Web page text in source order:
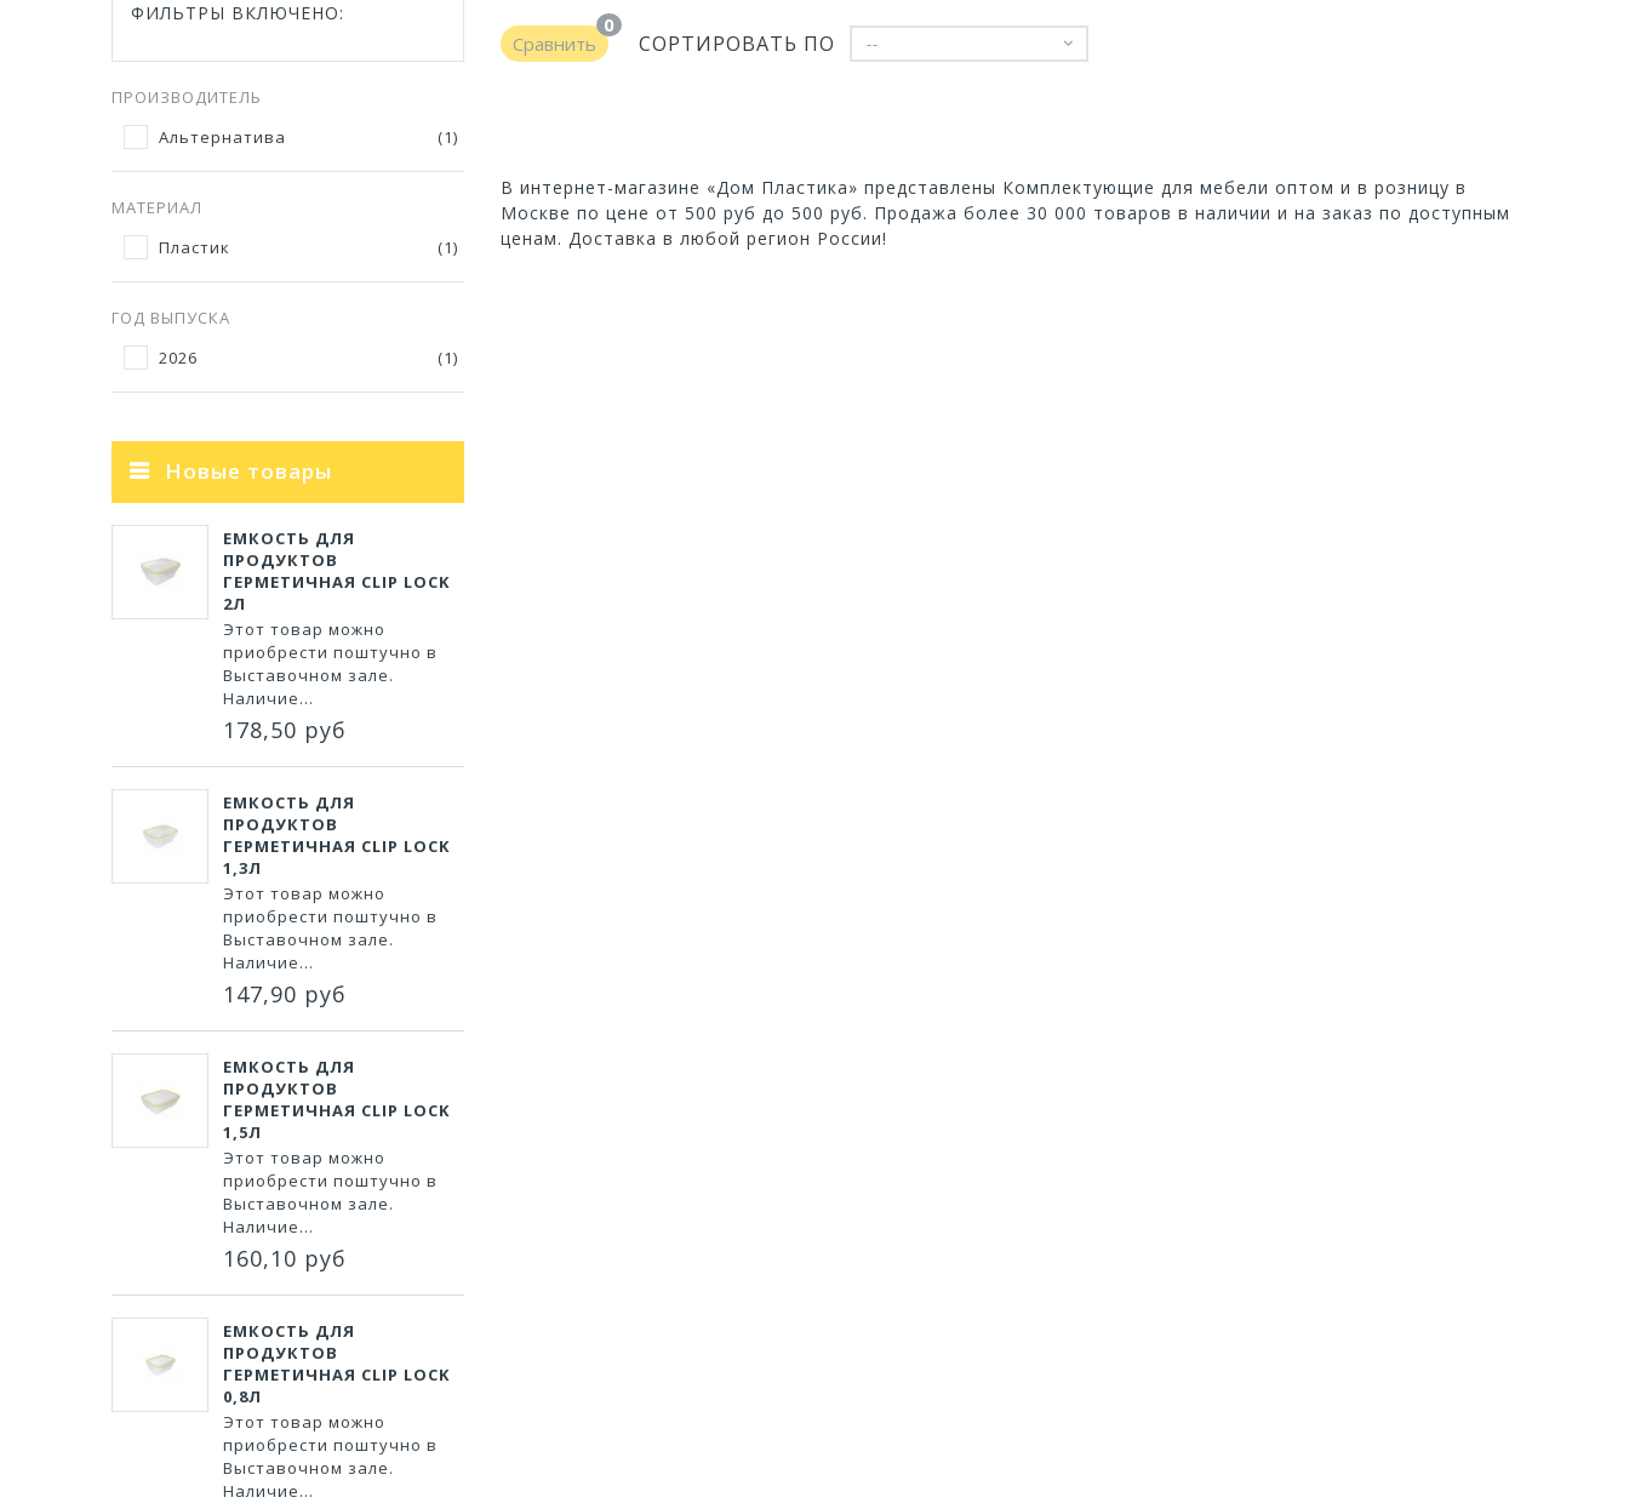
ФИЛЬТРЫ ВКЛЮЧЕНО:
ПРОИЗВОДИТЕЛЬ
Альтернатива
(1)
МАТЕРИАЛ
Пластик
(1)
ГОД ВЫПУСКА
2026
(1)
Новые товары
ЕМКОСТЬ ДЛЯ
ПРОДУКТОВ
ГЕРМЕТИЧНАЯ CLIP LOCK
2Л
Этот товар можно
приобрести поштучно в
Выставочном зале.
Наличие...
178,50 руб
ЕМКОСТЬ ДЛЯ
ПРОДУКТОВ
ГЕРМЕТИЧНАЯ CLIP LOCK
1,3Л
Этот товар можно
приобрести поштучно в
Выставочном зале.
Наличие...
147,90 руб
ЕМКОСТЬ ДЛЯ
ПРОДУКТОВ
ГЕРМЕТИЧНАЯ CLIP LOCK
1,5Л
Этот товар можно
приобрести поштучно в
Выставочном зале.
Наличие...
160,10 руб
ЕМКОСТЬ ДЛЯ
ПРОДУКТОВ
ГЕРМЕТИЧНАЯ CLIP LOCK
0,8Л
Этот товар можно
приобрести поштучно в
Выставочном зале.
Наличие...
Сравнить
0
СОРТИРОВАТЬ ПО --
В интернет-магазине «Дом Пластика» представлены Комплектующие для мебели оптом и в розницу в
Москве по цене от 500 руб до 500 руб. Продажа более 30 000 товаров в наличии и на заказ по доступным
ценам. Доставка в любой регион России!